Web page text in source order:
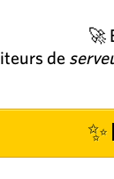
🚀
de
✨